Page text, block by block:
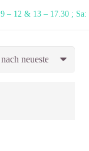
– 12 & 13 – 17.30 ; Sa: